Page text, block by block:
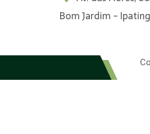
Bom Jardim -